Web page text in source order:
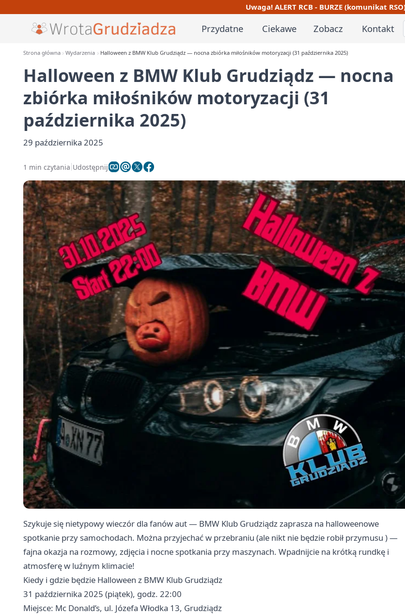
Uwaga! ALERT RCB - BURZE (komunikat
Przydatne Ciekawe Zobacz Kontakt
Strona główna Wydarzenia Halloween z BMW Klub Grudziądz — nocna zbiórka miłośników motoryzacji (31 października 2025)
Halloween z BMW Klub Grudziądz — nocna
zbiórka miłośników motoryzacji (31
października 2025)
29 października 2025
1 min czytania Udostępnij
Szykuje się nietypowy wieczór dla fanów aut — BMW Klub Grudziądz zaprasza na halloweenowe
spotkanie przy samochodach. Można przyjechać w przebraniu (ale nikt nie będzie robił przymusu ) —
fajna okazja na rozmowy, zdjęcia i nocne spotkania przy maszynach. Wpadnijcie na krótką rundkę i
atmosferę w luźnym klimacie!
Kiedy i gdzie będzie Halloween z BMW Klub Grudziądz
31 października 2025 (piątek), godz. 22:00
Miejsce: Mc Donald’s, ul. Józefa Włodka 13, Grudziądz